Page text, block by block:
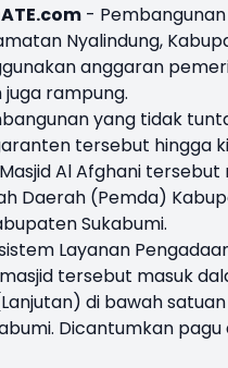
- Pembangunan
Nyalindung,
anggaran
juga rampung.
yang tidak
tersebut hingga
Al Afghani
Daerah (Pemda)
Sukabumi.
Layanan
tersebut masuk
di bawah
Dicantumkan